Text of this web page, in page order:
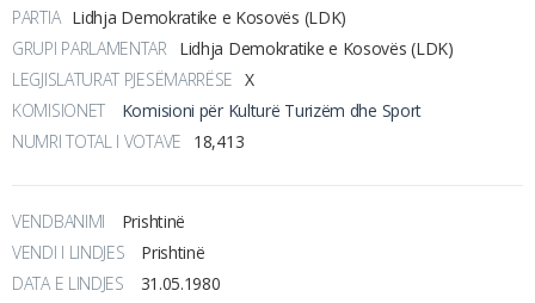
PARTIA Lidhja Demokratike e Kosovës (LDK)
GRUPI PARLAMENTAR
Lidhja Demokratike e Kosovës (LDK)
LEGJISLATURAT PJESËMARRËSE X
KOMISIONET
Komisioni për Kulturë Turizëm dhe Sport
NUMRI TOTAL I VOTAVE
18,413
VENDBANIMI
Prishtinë
VENDI I LINDJES
Prishtinë
DATA E LINDJES
31.05.1980